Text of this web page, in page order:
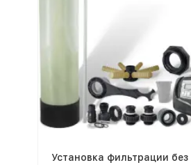
Установка фильтрации без